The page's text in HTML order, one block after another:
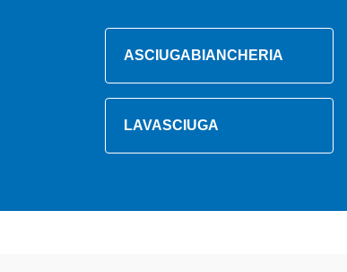
ASCIUGABIANCHERIA
LAVASCIUGA